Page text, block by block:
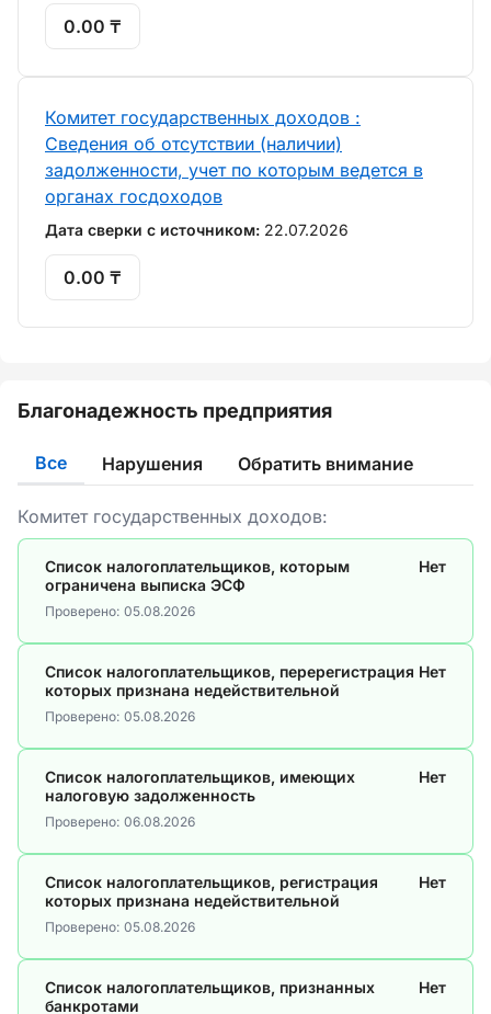
0.00 ₸
Комитет государственных доходов :
Сведения об отсутствии (наличии)
задолженности, учет по которым ведется в
органах госдоходов
Дата сверки с источником: 22.07.2026
0.00 ₸
Благонадежность предприятия
Все Нарушения Обратить внимание
Комитет государственных доходов:
Список налогоплательщиков, которым
ограничена выписка ЭСФ
Нет
Проверено: 05.08.2026
Список налогоплательщиков, перерегистрация
которых признана недействительной
Нет
Проверено: 05.08.2026
Список налогоплательщиков, имеющих
налоговую задолженность
Нет
Проверено: 06.08.2026
Список налогоплательщиков, регистрация
которых признана недействительной
Нет
Проверено: 05.08.2026
Список налогоплательщиков, признанных
банкротами
Нет